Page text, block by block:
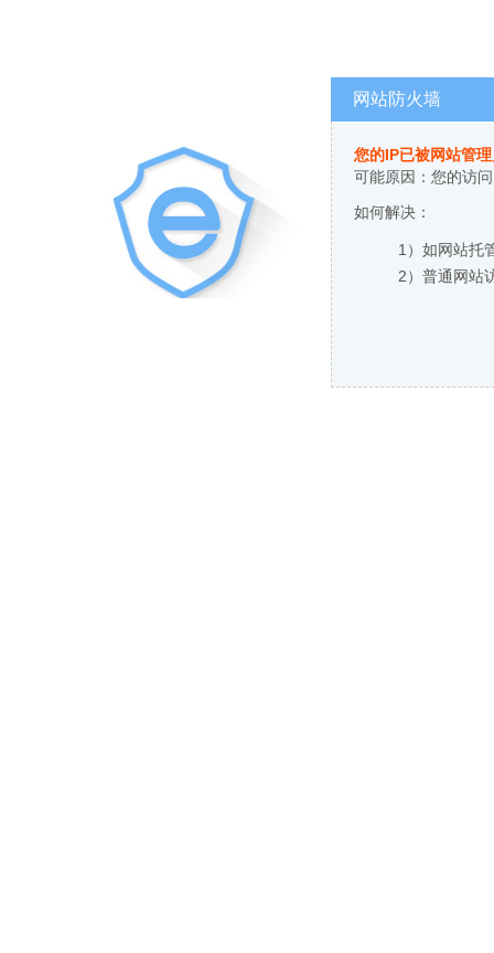
网站防火墙
您的IP已被网站管
可能原因：您的访
如何解决：
1）如网站托
2）普通网站